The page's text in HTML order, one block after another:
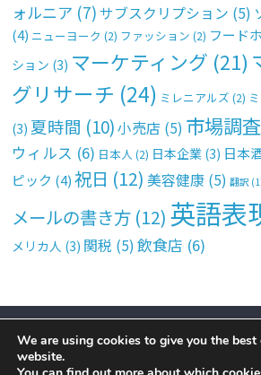
ォルニア (7)サブスクリプション (5)
(4) ニューヨーク (2) ファッション (2) フード
ション (3) マーケティング (21)
グリサーチ (24) ミレニアルズ (2)
(3) 夏時間 (10)小売店 (5) 市場調査
ウィルス (6) 日本人 (2) 日本企業 (3) 日本
ピック (4) 祝日 (12) 美容健康 (5) 翻訳
メールの書き方 (12) 英語表
メリカ人 (3) 関税 (5) 飲食店 (6)
トップ サイトについて 運営会社 コン
Copyright © 2026
We are using cookies to give you the best
website.